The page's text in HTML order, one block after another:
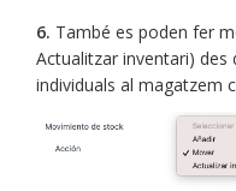
6. També es poden fer
Actualitzar inventari)
individuals al magatzem